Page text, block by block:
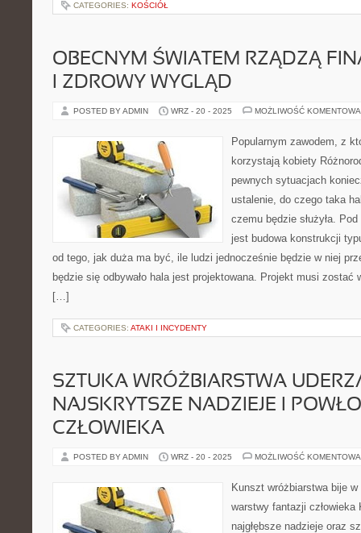
CATEGORIES: KOŚCIÓŁ
OBECNYM ŚWIATEM RZĄDZĄ
I ZDROWY WYGLĄD
POSTED BY ADMIN WRZ - 20 - 2025 MOŻLIWOŚĆ
Popularnym zawodem, z
korzystają kobiety
pewnych sytuacjach
ustalenie, do czego taka
czemu będzie służyła.
jest budowa konstrukcji
od tego, jak duża ma być, ile ludzi jednocześnie będzie w niej
będzie się odbywało hala jest projektowana. Projekt musi zostać
[…]
CATEGORIES: ATAKI I INCYDENTY
SZTUKA WRÓŻBIARSTWA
NAJSKRYTSZE NADZIEJE I
CZŁOWIEKA
POSTED BY ADMIN WRZ - 20 - 2025 MOŻLIWOŚĆ
Kunszt wróżbiarstwa bije
warstwy fantazji
najgłębsze nadzieje oraz